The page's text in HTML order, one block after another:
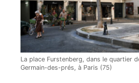
La place Furstenberg, dans le quartier
Germain-des-prés, à Paris (75)